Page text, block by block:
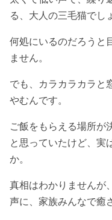
る、大人の三毛猫でし
何処にいるのだろうと
ません。
でも、カラカラカラと
やむんです。
ご飯をもらえる場所が
と思っていたけど、実
か。
真相はわかりませんが
声に、家族みんなで癒